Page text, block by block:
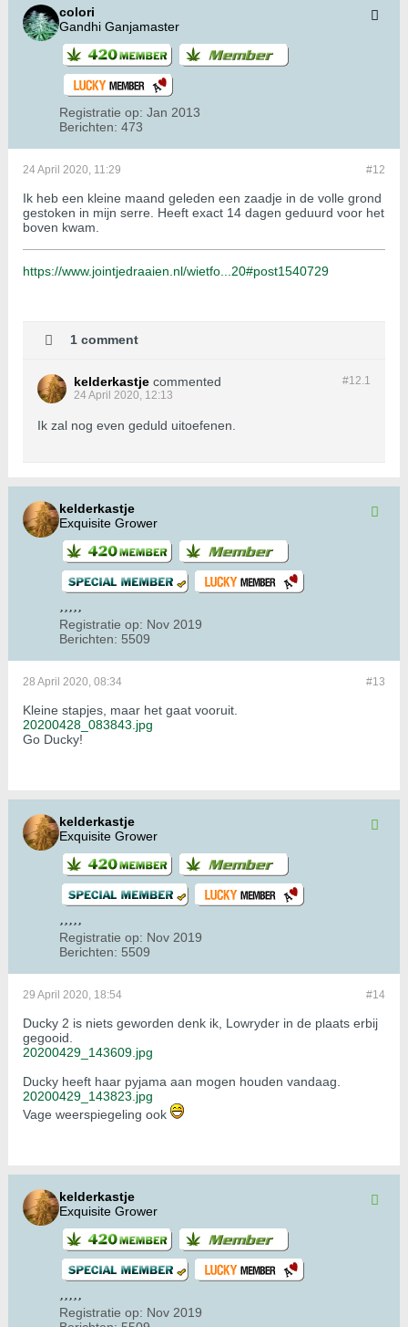
colori
Gandhi Ganjamaster
Registratie op: Jan 2013
Berichten: 473
#12
24 April 2020, 11:29
Ik heb een kleine maand geleden een zaadje in de volle grond
gestoken in mijn serre. Heeft exact 14 dagen geduurd voor het
boven kwam.
https://www.jointjedraaien.nl/wietfo...20#post1540729
1 comment
#12.1
kelderkastje commented
24 April 2020, 12:13
Ik zal nog even geduld uitoefenen.
kelderkastje
Exquisite Grower
Registratie op: Nov 2019
Berichten: 5509
#13
28 April 2020, 08:34
Kleine stapjes, maar het gaat vooruit.
20200428_083843.jpg
Go Ducky!
kelderkastje
Exquisite Grower
Registratie op: Nov 2019
Berichten: 5509
#14
29 April 2020, 18:54
Ducky 2 is niets geworden denk ik, Lowryder in de plaats erbij
gegooid.
20200429_143609.jpg
Ducky heeft haar pyjama aan mogen houden vandaag.
20200429_143823.jpg
Vage weerspiegeling ook
kelderkastje
Exquisite Grower
Registratie op: Nov 2019